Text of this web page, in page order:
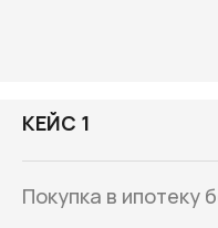
КЕЙС 1
Покупка в ипотеку